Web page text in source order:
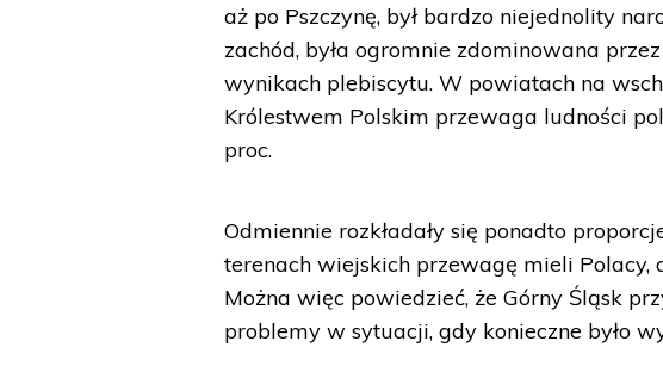
aż po Pszczynę, był bardzo niejednolity
zachód, była ogromnie zdominowana
wynikach plebiscytu. W powiatach na
Królestwem Polskim przewaga ludności
proc.
Odmiennie rozkładały się ponadto
terenach wiejskich przewagę mieli
Można więc powiedzieć, że Górny Śląsk
problemy w sytuacji, gdy konieczne było